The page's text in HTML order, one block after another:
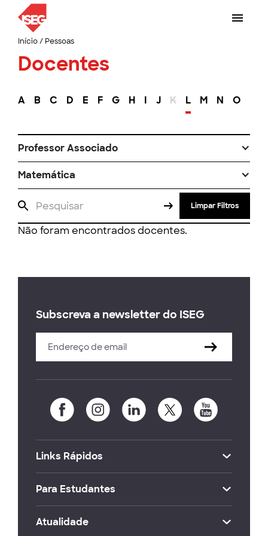
Início/ Pessoas
Docentes
A B C D E F G H I J K L M N O
Professor Associado
Matemática
Limpar Filtros
Não foram encontrados docentes.
Subscreva a newsletter do ISEG
Links Rápidos
Para Estudantes
Atualidade